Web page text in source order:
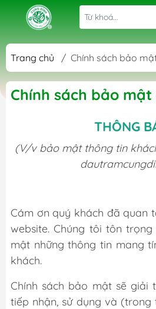
Trang chủ / Chính sách bảo
Chính sách bảo
THÔNG
(V/v bảo mật thông tin
Cám ơn quý khách đã quan
website. Chúng tôi tôn
mật những thông tin mang
khách.
Chính sách bảo mật sẽ giải
tiếp nhận, sử dụng và